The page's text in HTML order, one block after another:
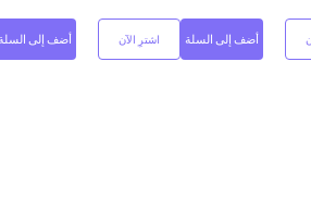
أضف إلى السلة اشترِ الآن أضف إلى